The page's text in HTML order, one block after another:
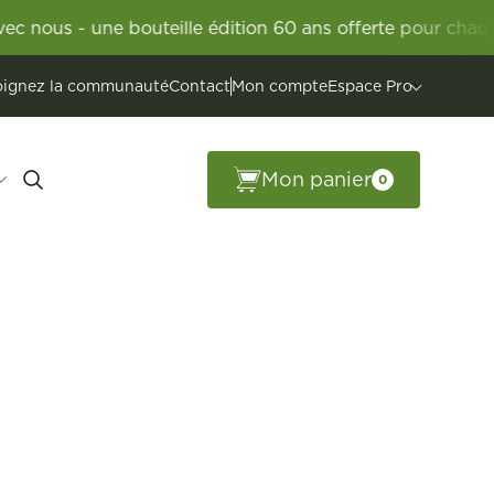
bouteille édition 60 ans offerte pour chaque carton
la communautéContactMon compteEspace Pro
Mon panier 0